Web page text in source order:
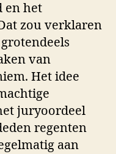
en het
zou verklaren
van
Het idee
juryoordeel
regenten
aan